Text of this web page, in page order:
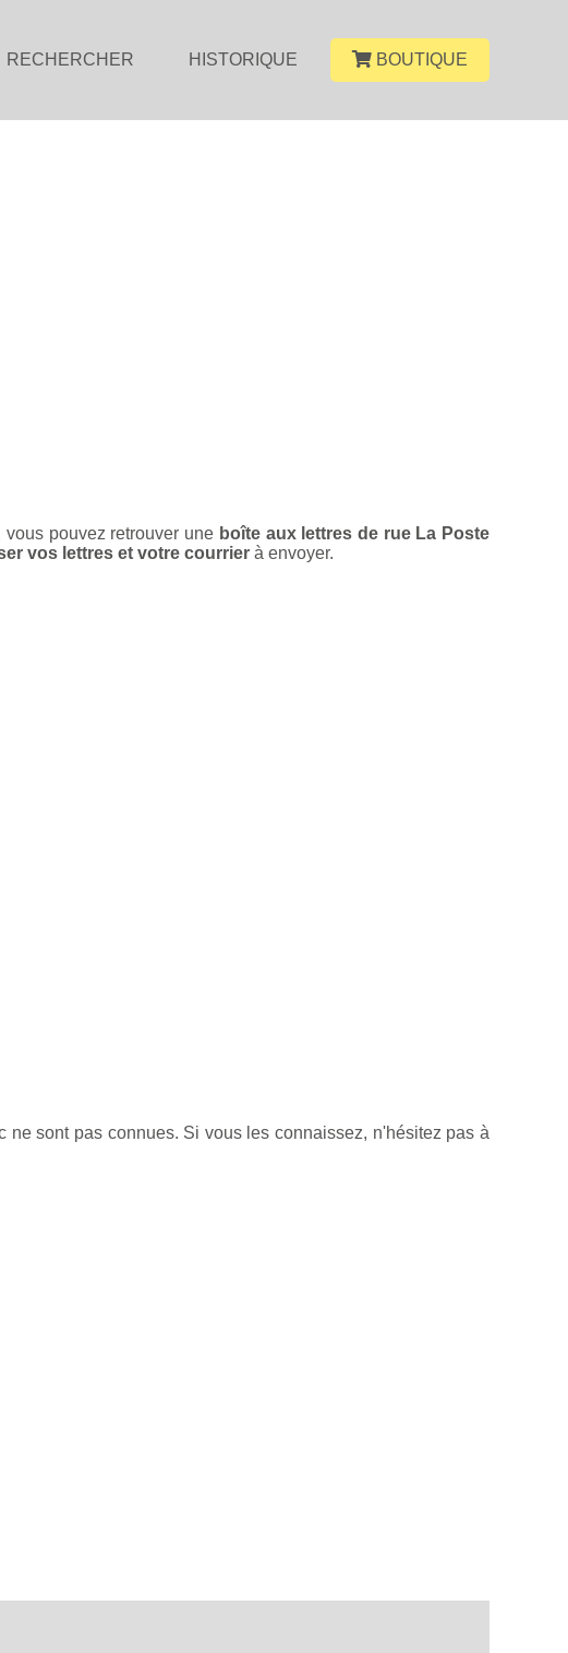
RECHERCHER HISTORIQUE BOUTIQUE
vous pouvez retrouver une boîte aux lettres de rue La Poste
vos lettres et votre courrier à envoyer.
sont pas connues. Si vous les connaissez, n'hésitez pas à